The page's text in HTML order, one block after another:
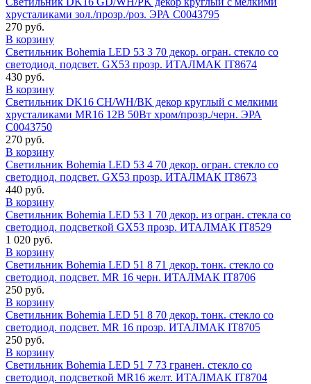
хрусталиками зол./прозр./роз. ЭРА C0043795
270 руб.
В корзину
Светильник Bohemia LED 53 3 70 декор. огран. стекло со
светодиод. подсвет. GX53 прозр. ИТАЛМАК IT8674
430 руб.
В корзину
Светильник DK16 CH/WH/BK декор круглый с мелкими
хрусталиками MR16 12В 50Вт хром/прозр./черн. ЭРА
C0043750
270 руб.
В корзину
Светильник Bohemia LED 53 4 70 декор. огран. стекло со
светодиод. подсвет. GX53 прозр. ИТАЛМАК IT8673
440 руб.
В корзину
Светильник Bohemia LED 53 1 70 декор. из огран. стекла со
светодиод. подсветкой GX53 прозр. ИТАЛМАК IT8529
1 020 руб.
В корзину
Светильник Bohemia LED 51 8 71 декор. тонк. стекло со
светодиод. подсвет. MR 16 черн. ИТАЛМАК IT8706
250 руб.
В корзину
Светильник Bohemia LED 51 8 70 декор. тонк. стекло со
светодиод. подсвет. MR 16 прозр. ИТАЛМАК IT8705
250 руб.
В корзину
Светильник Bohemia LED 51 7 73 гранен. стекло со
светодиод. подсветкой MR16 желт. ИТАЛМАК IT8704